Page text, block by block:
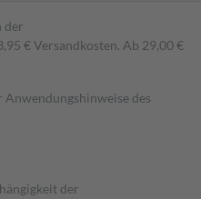
der
€ Versandkosten. Ab 29,00 €
des
der